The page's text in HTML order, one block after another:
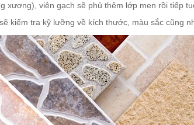
xương), viên gạch sẽ phủ thêm lớp men rồi tiếp
kiểm tra kỹ lưỡng về kích thước, màu sắc cũng